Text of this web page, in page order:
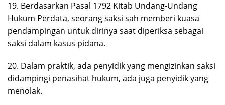
19. Berdasarkan Pasal 1792 Kitab Undang-Undang
Hukum Perdata, seorang saksi sah memberi kuasa
pendampingan untuk dirinya saat diperiksa sebagai
saksi dalam kasus pidana.
20. Dalam praktik, ada penyidik yang mengizinkan saksi
didampingi penasihat hukum, ada juga penyidik yang
menolak.